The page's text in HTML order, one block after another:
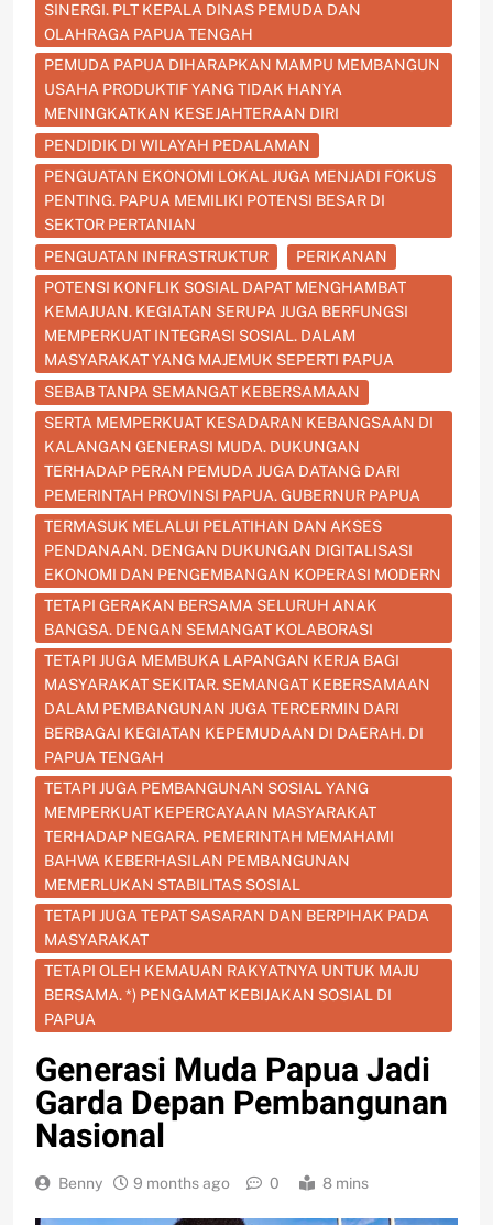
SINERGI. PLT KEPALA DINAS PEMUDA DAN
OLAHRAGA PAPUA TENGAH
PEMUDA PAPUA DIHARAPKAN MAMPU MEMBANGUN
USAHA PRODUKTIF YANG TIDAK HANYA
MENINGKATKAN KESEJAHTERAAN DIRI
PENDIDIK DI WILAYAH PEDALAMAN
PENGUATAN EKONOMI LOKAL JUGA MENJADI FOKUS
PENTING. PAPUA MEMILIKI POTENSI BESAR DI
SEKTOR PERTANIAN
PENGUATAN INFRASTRUKTUR
PERIKANAN
POTENSI KONFLIK SOSIAL DAPAT MENGHAMBAT
KEMAJUAN. KEGIATAN SERUPA JUGA BERFUNGSI
MEMPERKUAT INTEGRASI SOSIAL. DALAM
MASYARAKAT YANG MAJEMUK SEPERTI PAPUA
SEBAB TANPA SEMANGAT KEBERSAMAAN
SERTA MEMPERKUAT KESADARAN KEBANGSAAN DI
KALANGAN GENERASI MUDA. DUKUNGAN
TERHADAP PERAN PEMUDA JUGA DATANG DARI
PEMERINTAH PROVINSI PAPUA. GUBERNUR PAPUA
TERMASUK MELALUI PELATIHAN DAN AKSES
PENDANAAN. DENGAN DUKUNGAN DIGITALISASI
EKONOMI DAN PENGEMBANGAN KOPERASI MODERN
TETAPI GERAKAN BERSAMA SELURUH ANAK
BANGSA. DENGAN SEMANGAT KOLABORASI
TETAPI JUGA MEMBUKA LAPANGAN KERJA BAGI
MASYARAKAT SEKITAR. SEMANGAT KEBERSAMAAN
DALAM PEMBANGUNAN JUGA TERCERMIN DARI
BERBAGAI KEGIATAN KEPEMUDAAN DI DAERAH. DI
PAPUA TENGAH
TETAPI JUGA PEMBANGUNAN SOSIAL YANG
MEMPERKUAT KEPERCAYAAN MASYARAKAT
TERHADAP NEGARA. PEMERINTAH MEMAHAMI
BAHWA KEBERHASILAN PEMBANGUNAN
MEMERLUKAN STABILITAS SOSIAL
TETAPI JUGA TEPAT SASARAN DAN BERPIHAK PADA
MASYARAKAT
TETAPI OLEH KEMAUAN RAKYATNYA UNTUK MAJU
BERSAMA. *) PENGAMAT KEBIJAKAN SOSIAL DI
PAPUA
Generasi Muda Papua Jadi
Garda Depan Pembangunan
Nasional
Benny 9 months ago 0 8 mins